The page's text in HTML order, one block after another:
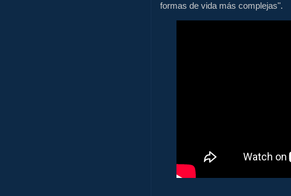
formas de vida más complejas".